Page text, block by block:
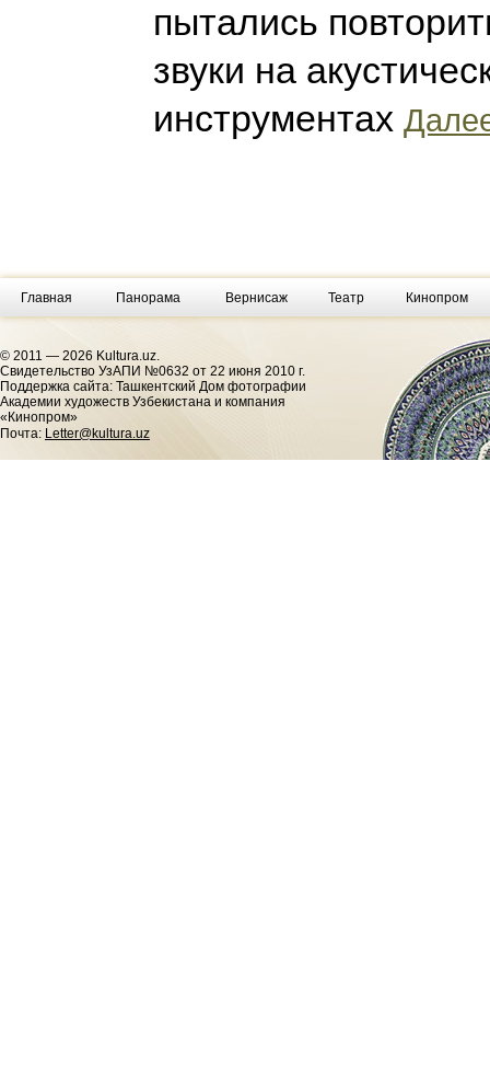
пытались
звуки на
инструментах
Главная Панорама Вернисаж Театр Кинопром
© 2011 — 2026 Kultura.uz.
Cвидетельство УзАПИ №0632 от 22 июня 2010 г.
Поддержка сайта: Ташкентский Дом фотографии
Академии художеств Узбекистана и компания
«Кинопром»
Почта: Letter@kultura.uz